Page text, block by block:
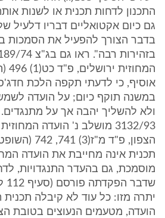
התכנון לדחות תכנית או לשנות
גם כיום אקטואליים דבריו דלעיל
בדבר הצורך להפעיל את הסמכות
אוסיף, כי לדעתי תקפה הלכת
במשנה תוקף כיום; על הועדה
ולא להשליך יהבה אך על מתנגדים.
3132/93 מושלב נ' הועדה
הצפון, פ"ד
תכנית אינה מחייבת את הועדה
מוסמכת, גם בהעדר התנגדויות,
יתרה מזו: כל עוד לא קיבלה
הועדה, מטעמים הנעוצים בטובת